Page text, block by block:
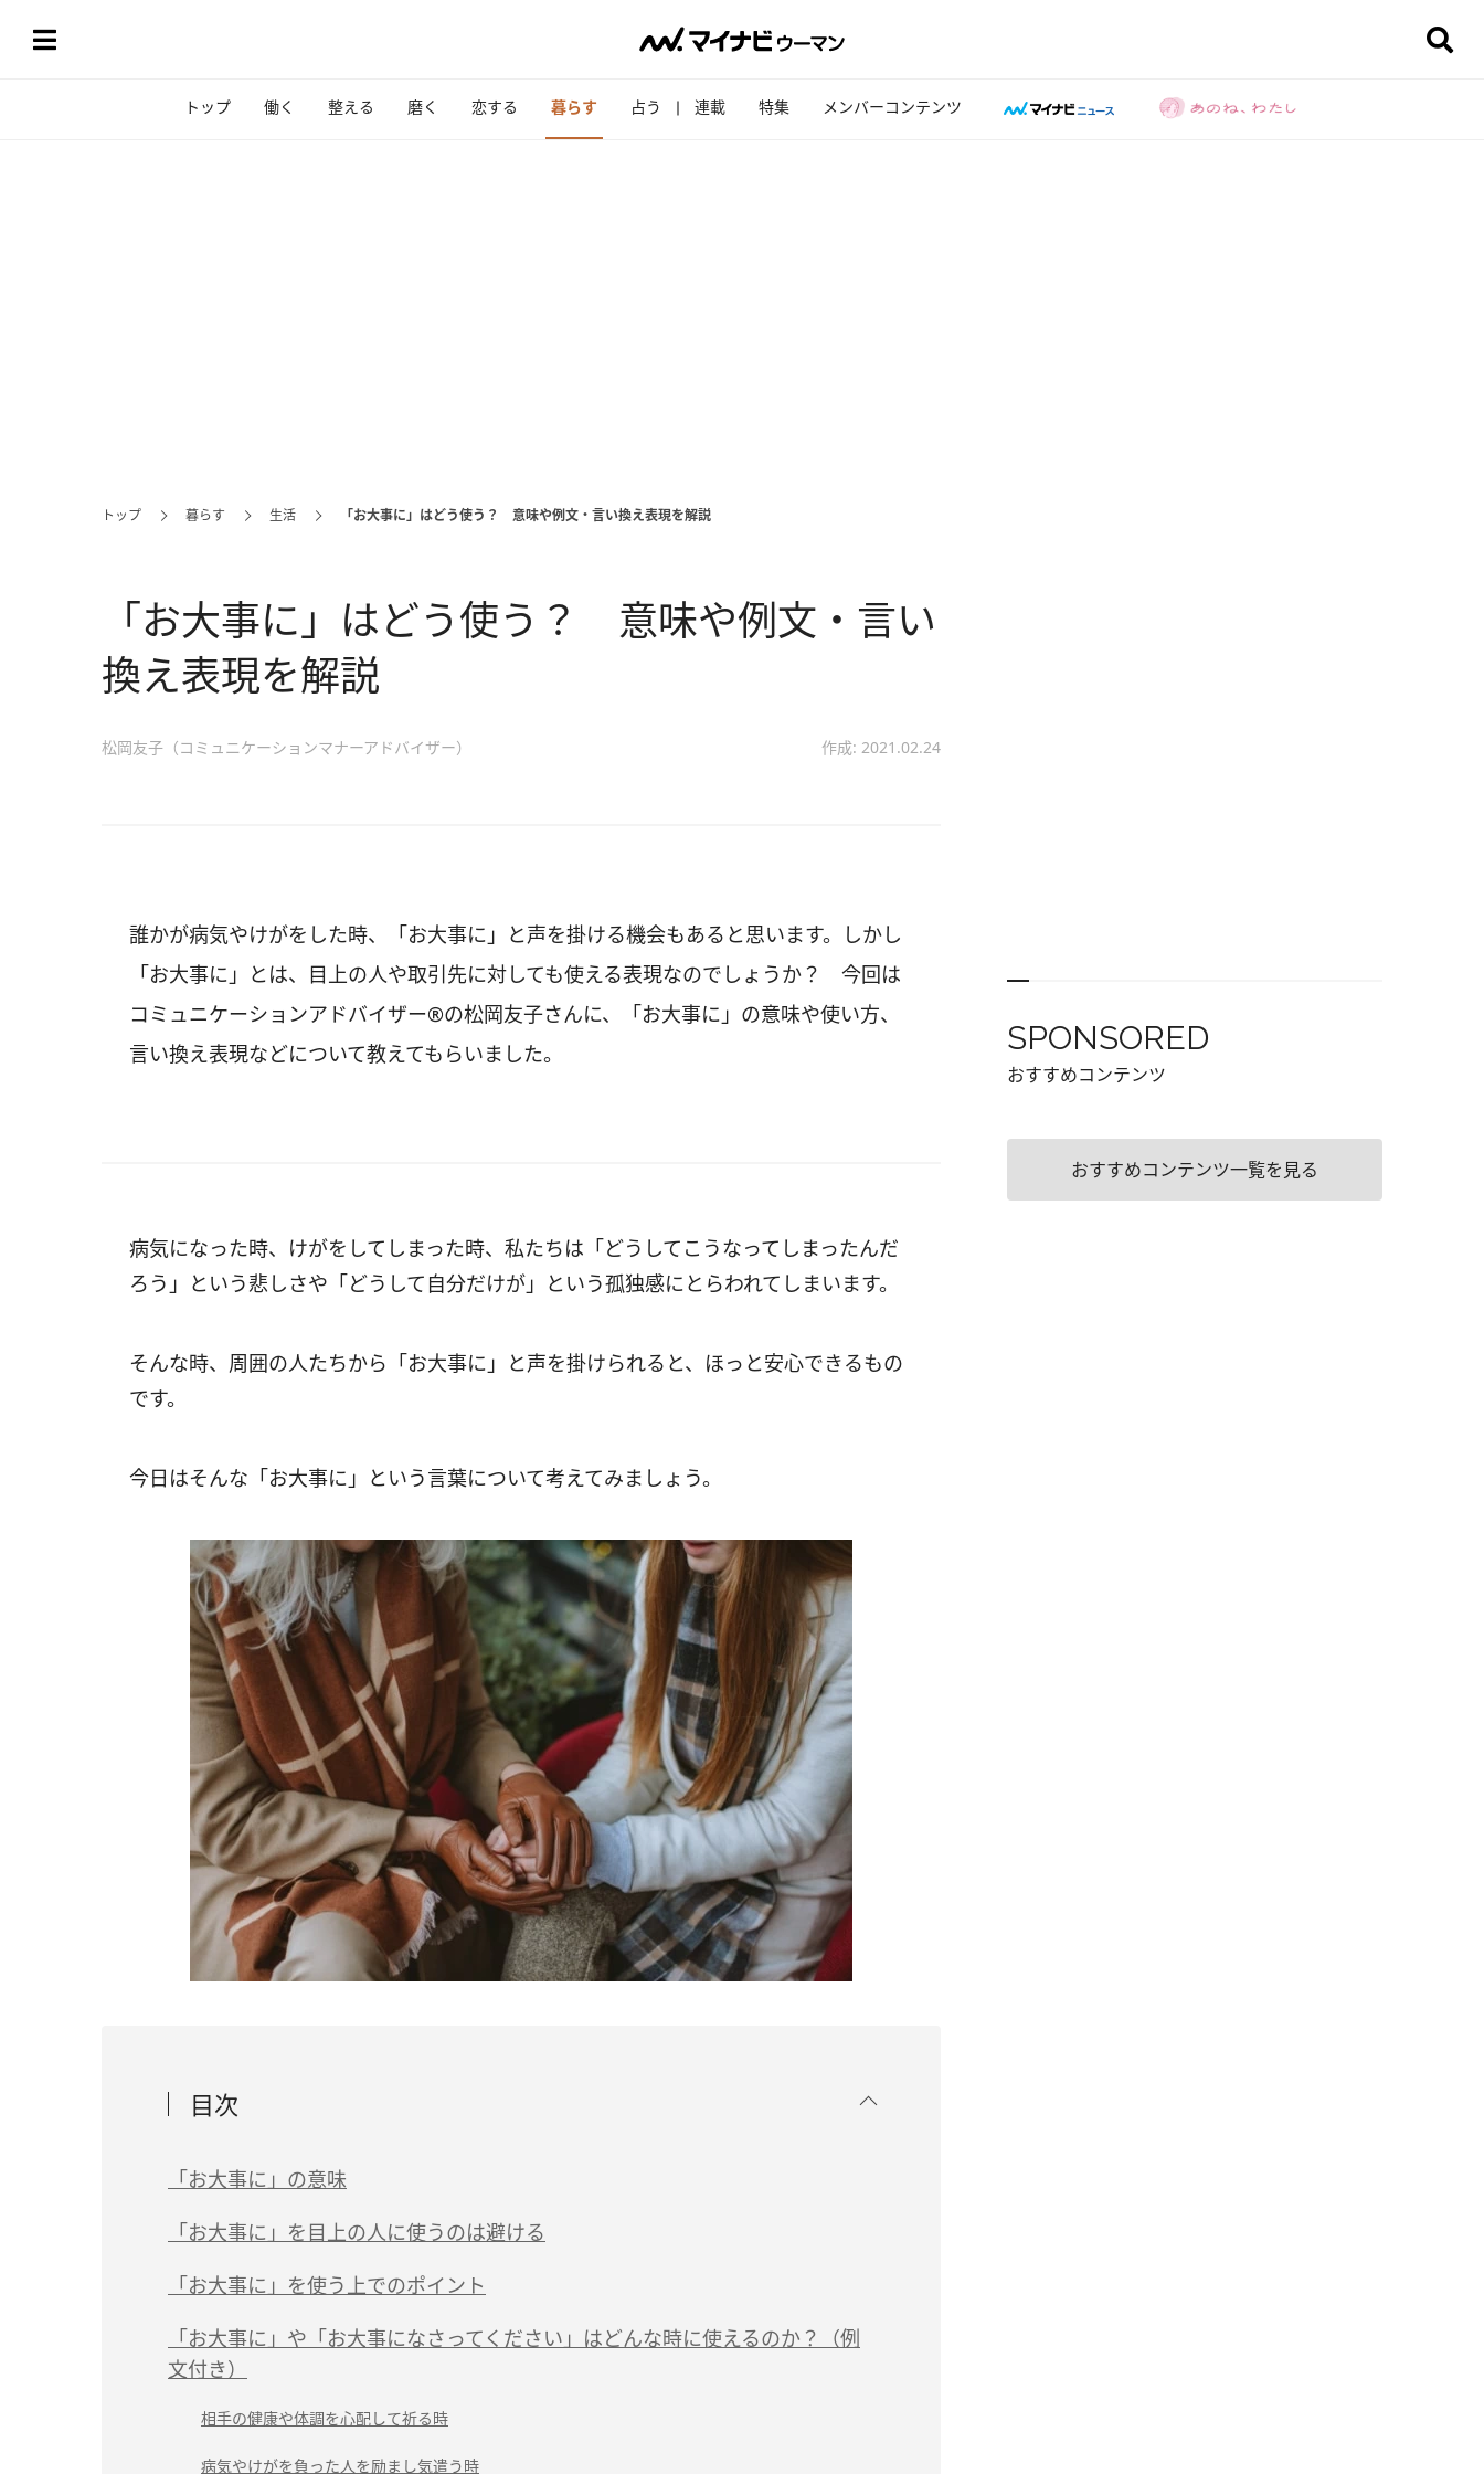
トップ 働く 整える 磨く 恋する 暮らす 占う 連載 特集 メンバーコンテンツ
トップ 暮らす 生活 「お大事に」はどう使う？ 意味や例文・言い換え表現を解説
「お大事に」はどう使う？ 意味や例文・言い
換え表現を解説
松岡友子（コミュニケーションマナーアドバイザー） 作成: 2021.02.24
誰かが病気やけがをした時、「お大事に」と声を掛ける機会もあると思います。しかし
「お大事に」とは、目上の人や取引先に対しても使える表現なのでしょうか？ 今回は
コミュニケーションアドバイザー®の松岡友子さんに、「お大事に」の意味や使い方、
言い換え表現などについて教えてもらいました。
病気になった時、けがをしてしまった時、私たちは「どうしてこうなってしまったんだ
ろう」という悲しさや「どうして自分だけが」という孤独感にとらわれてしまいます。
そんな時、周囲の人たちから「お大事に」と声を掛けられると、ほっと安心できるもの
です。
今日はそんな「お大事に」という言葉について考えてみましょう。
目次
「お大事に」の意味
「お大事に」を目上の人に使うのは避ける
「お大事に」を使う上でのポイント
「お大事に」や「お大事になさってください」はどんな時に使えるのか？（例
文付き）
相手の健康や体調を心配して祈る時
病気やけがを負った人を励まし気遣う時
SPONSORED
おすすめコンテンツ
おすすめコンテンツ一覧を見る